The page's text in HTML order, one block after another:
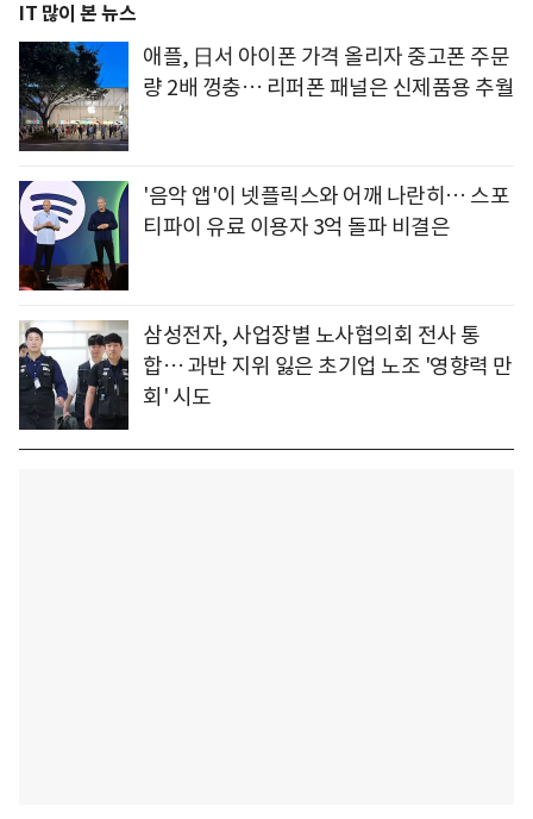
IT 많이 본 뉴스
애플, 日서 아이폰 가격 올리자 중고폰 주문
량 2배 껑충… 리퍼폰 패널은 신제품용 추월
'음악 앱'이 넷플릭스와 어깨 나란히… 스포
티파이 유료 이용자 3억 돌파 비결은
삼성전자, 사업장별 노사협의회 전사 통
합… 과반 지위 잃은 초기업 노조 '영향력 만
회' 시도